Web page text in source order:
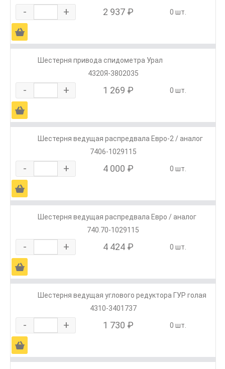
- + 2 937 ₽ 0 шт.
Ä
Шестерня привода спидометра Урал
4320Я-3802035
- + 1 269 ₽ 0 шт.
Ä
Шестерня ведущая распредвала Евро-2 / аналог
7406-1029115
- + 4 000 ₽ 0 шт.
Ä
Шестерня ведущая распредвала Евро / аналог
740.70-1029115
- + 4 424 ₽ 0 шт.
Ä
Шестерня ведущая углового редуктора ГУР голая
4310-3401737
- + 1 730 ₽ 0 шт.
Ä